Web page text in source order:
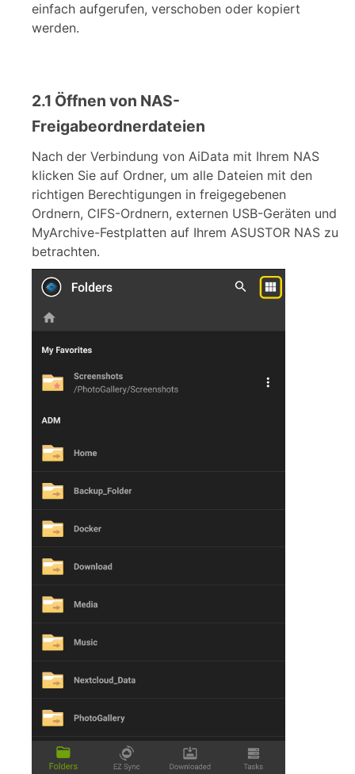
einfach aufgerufen, verschoben oder kopiert
werden.
2.1 Öffnen von NAS-
Freigabeordnerdateien
Nach der Verbindung von AiData mit Ihrem NAS
klicken Sie auf Ordner, um alle Dateien mit den
richtigen Berechtigungen in freigegebenen
Ordnern, CIFS-Ordnern, externen USB-Geräten und
MyArchive-Festplatten auf Ihrem ASUSTOR NAS zu
betrachten.